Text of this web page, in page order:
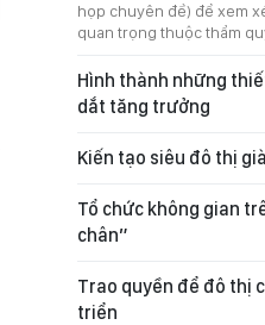
họp chuyên đề) để xem
quan trọng thuộc thẩm
Hình thành những
dắt tăng trưởng
Kiến tạo siêu đô thị
Tổ chức không gian
chân”
Trao quyền để đô thị
triển